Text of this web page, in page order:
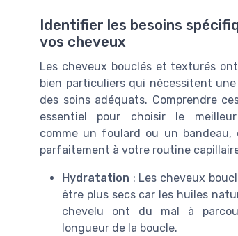
Identifier les besoins
vos cheveux
Les cheveux bouclés et texturés
bien particuliers qui nécessitent
des soins adéquats. Comprendre
essentiel pour choisir le meilleur
comme un foulard ou un bandeau,
parfaitement à votre routine
Hydratation : Les cheveux
être plus secs car les huiles
chevelu ont du mal à
longueur de la boucle.